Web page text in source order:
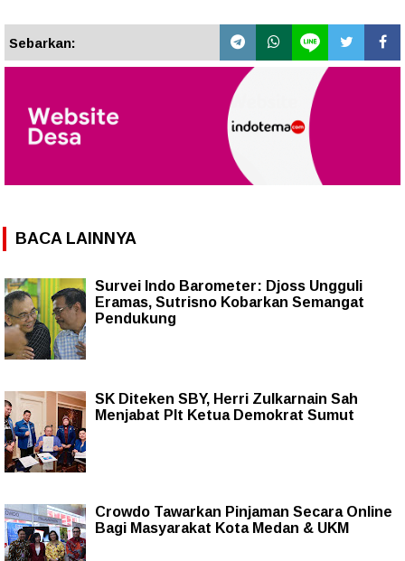
Sebarkan:
BACA LAINNYA
Survei Indo Barometer: Djoss Ungguli
Eramas, Sutrisno Kobarkan Semangat
Pendukung
SK Diteken SBY, Herri Zulkarnain Sah
Menjabat Plt Ketua Demokrat Sumut
Crowdo Tawarkan Pinjaman Secara Online
Bagi Masyarakat Kota Medan & UKM